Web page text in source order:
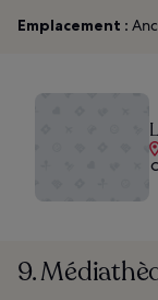
Emplacement :
9.